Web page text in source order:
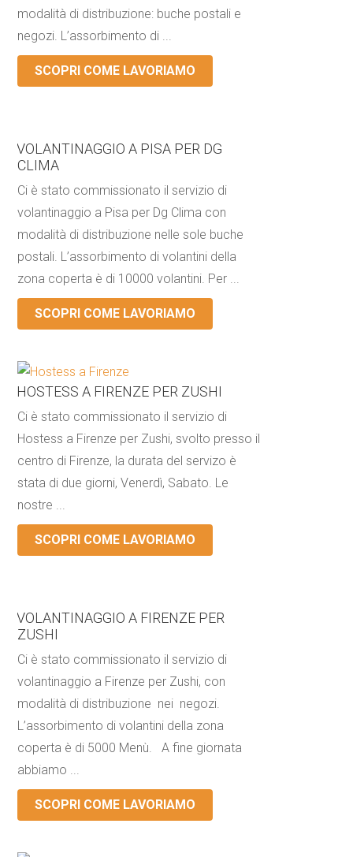
modalità di distribuzione: buche postali e
negozi. L’assorbimento di ...
SCOPRI COME LAVORIAMO
VOLANTINAGGIO A PISA PER DG
CLIMA
Ci è stato commissionato il servizio di
volantinaggio a Pisa per Dg Clima con
modalità di distribuzione nelle sole buche
postali. L’assorbimento di volantini della
zona coperta è di 10000 volantini. Per ...
SCOPRI COME LAVORIAMO
HOSTESS A FIRENZE PER ZUSHI
Ci è stato commissionato il servizio di
Hostess a Firenze per Zushi, svolto presso il
centro di Firenze, la durata del servizo è
stata di due giorni, Venerdì, Sabato. Le
nostre ...
SCOPRI COME LAVORIAMO
VOLANTINAGGIO A FIRENZE PER
ZUSHI
Ci è stato commissionato il servizio di
volantinaggio a Firenze per Zushi, con
modalità di distribuzione nei negozi.
L’assorbimento di volantini della zona
coperta è di 5000 Menù. A fine giornata
abbiamo ...
SCOPRI COME LAVORIAMO